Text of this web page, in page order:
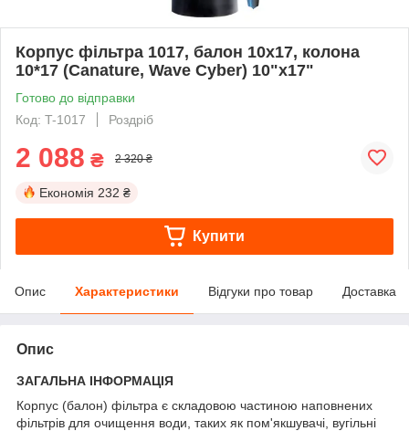
Корпус фільтра 1017, балон 10х17, колона
10*17 (Canature, Wave Cyber) 10"х17"
Готово до відправки
Код: T-1017
Роздріб
2 088 ₴ 2 320 ₴
Економія 232 ₴
Купити
Опис Характеристики Відгуки про товар Доставка
Опис
ЗАГАЛЬНА ІНФОРМАЦІЯ
Корпус (балон) фільтра є складовою частиною наповнених
фільтрів для очищення води, таких як пом'якшувачі, вугільні